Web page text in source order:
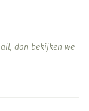
dan bekijken we